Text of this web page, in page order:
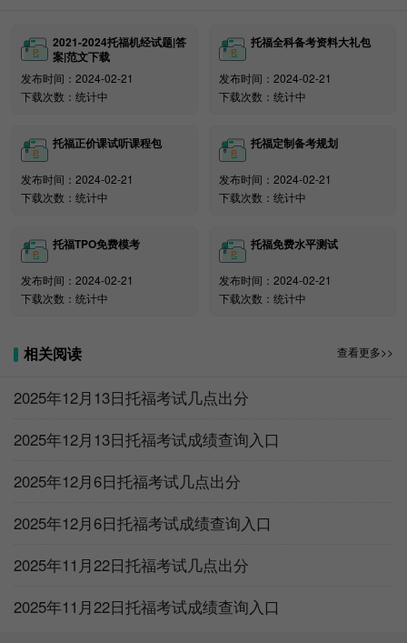
2021-2024托福机经试题|答
案|范文下载
发布时间：2024-02-21
下载次数：统计中
托福全科备考资料大礼包
发布时间：2024-02-21
下载次数：统计中
托福正价课试听课程包
发布时间：2024-02-21
下载次数：统计中
托福定制备考规划
发布时间：2024-02-21
下载次数：统计中
托福TPO免费模考
发布时间：2024-02-21
下载次数：统计中
托福免费水平测试
发布时间：2024-02-21
下载次数：统计中
相关阅读 查看更多>>
2025年12月13日托福考试几点出分
2025年12月13日托福考试成绩查询入口
2025年12月6日托福考试几点出分
2025年12月6日托福考试成绩查询入口
2025年11月22日托福考试几点出分
2025年11月22日托福考试成绩查询入口